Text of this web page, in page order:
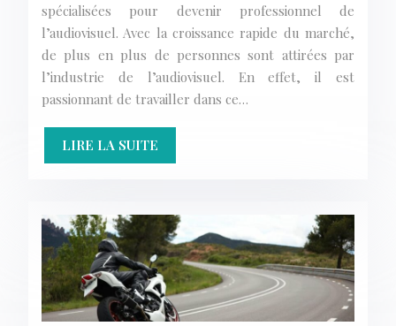
spécialisées pour devenir professionnel de
l’audiovisuel. Avec la croissance rapide du marché,
de plus en plus de personnes sont attirées par
l’industrie de l’audiovisuel. En effet, il est
passionnant de travailler dans ce…
LIRE LA SUITE